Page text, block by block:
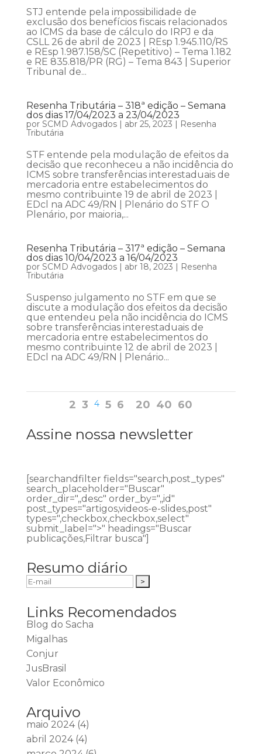
STJ entende pela impossibilidade de
exclusão dos benefícios fiscais relacionados
ao ICMS da base de cálculo do IRPJ e da
CSLL 26 de abril de 2023 | REsp 1.945.110/RS
e REsp 1.987.158/SC (Repetitivo) – Tema 1.182
e RE 835.818/PR (RG) – Tema 843 | Superior
Tribunal de...
Resenha Tributária – 318ª edição – Semana
dos dias 17/04/2023 a 23/04/2023
por SCMD Advogados| abr 25, 2023 | Resenha
Tributária
STF entende pela modulação de efeitos da
decisão que reconheceu a não incidência do
ICMS sobre transferências interestaduais de
mercadoria entre estabelecimentos do
mesmo contribuinte 19 de abril de 2023 |
EDcl na ADC 49/RN | Plenário do STF O
Plenário, por maioria,...
Resenha Tributária – 317ª edição – Semana
dos dias 10/04/2023 a 16/04/2023
por SCMD Advogados| abr 18, 2023 | Resenha
Tributária
Suspenso julgamento no STF em que se
discute a modulação dos efeitos da decisão
que entendeu pela não incidência do ICMS
sobre transferências interestaduais de
mercadoria entre estabelecimentos do
mesmo contribuinte 12 de abril de 2023 |
EDcl na ADC 49/RN | Plenário...
2 3 4 5 6 20 40 60
Assine nossa newsletter
[searchandfilter fields="search,post_types"
search_placeholder="Buscar"
order_dir=",,desc" order_by=",,id"
post_types="artigos,videos-e-slides,post"
types=",checkbox,checkbox,select"
submit_label=">" headings="Buscar
publicações,Filtrar busca"]
Resumo diário
Links Recomendados
Blog do Sacha
Migalhas
Conjur
JusBrasil
Valor Econômico
Arquivo
maio 2024(4)
abril 2024(4)